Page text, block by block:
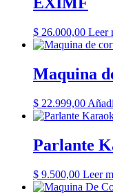
$ 26.000,00 Leer
Maquina
$ 22.999,00
Parlante
$ 9.500,00 Leer